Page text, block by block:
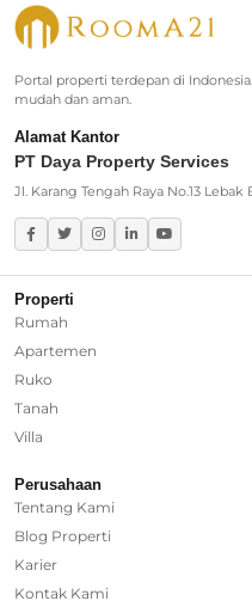
Rumah Dijual di Jagakarsa
Rumah Dijual di Kebayoran
Greater Jakarta
Rumah Dijual di Bekasi
Rumah Dijual di Bogor
Rumah Dijual di Depok
Regional Agencies
Bandung
Bali
Portal properti terdepan di
mudah dan aman.
Alamat Kantor
PT Daya Property Services
Jl. Karang Tengah Raya No.13 Lebak
Properti
Rumah
Apartemen
Ruko
Tanah
Villa
Perusahaan
Tentang Kami
Blog Properti
Karier
Kontak Kami